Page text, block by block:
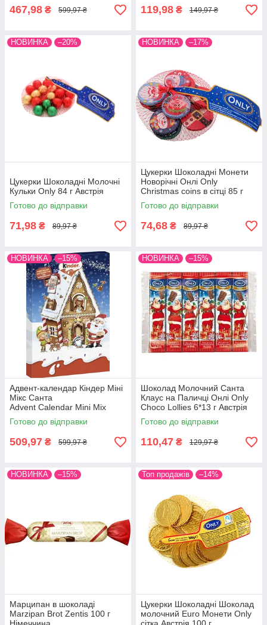
467,98 ₴ 599,97 ₴ 119,98 ₴ 149,97 ₴
НОВИНКА –20%
Цукерки Шоколадні Молочні
Кульки Only 84 г Австрія
Готово до відправки
71,98 ₴ 89,97 ₴
НОВИНКА –17%
Цукерки Шоколадні Монети
Новорічні Онлі Only
Christmas coins в сітці 85 г
Австрія
Готово до відправки
74,68 ₴ 89,97 ₴
НОВИНКА –15%
Адвент-календар Кіндер Miні
Miкс Санта
Advent Calendar Mini Mix
Santa Kinder 150 г Італія
Готово до відправки
509,97 ₴ 599,97 ₴
НОВИНКА –15%
Шоколад Молочний Санта
Клаус на Паличці Онлі Only
Choco Lollies 6*13 г Австрія
Готово до відправки
110,47 ₴ 129,97 ₴
НОВИНКА –15%
Марципан в шоколаді
Marzipan Brot Zentis 100 г
Топ продажів –14%
Цукерки Шоколадні Шоколад
молочний Euro Монети Only